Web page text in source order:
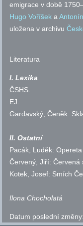
emigrace v době
Hugo Voříšek a
uložena v archivu
Literatura
I. Lexika
ČSHS.
EJ.
Gardavský, Čeněk:
II. Ostatní
Pacák, Luděk:
Červený, Jiří: Červená
Kotek, Josef: Smích
Ilona Chocholatá
Datum poslední